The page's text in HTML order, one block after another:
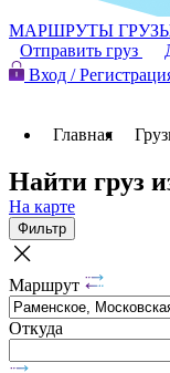
МАРШРУТЫ
Отправить груз
Вход /
Главная
Найти груз
На карте
Фильтр
Маршрут
Откуда